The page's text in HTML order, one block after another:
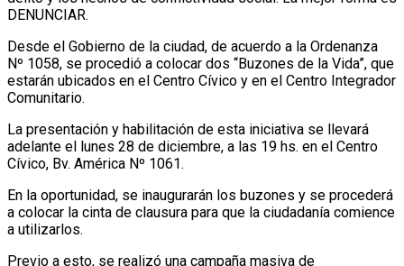
DENUNCIAR.
Desde el Gobierno de la ciudad, de acuerdo a la Ordenanza
Nº 1058, se procedió a colocar dos “Buzones de la Vida”, que
estarán ubicados en el Centro Cívico y en el Centro Integrador
Comunitario.
La presentación y habilitación de esta iniciativa se llevará
adelante el lunes 28 de diciembre, a las 19 hs. en el Centro
Cívico, Bv. América Nº 1061.
En la oportunidad, se inaugurarán los buzones y se procederá
a colocar la cinta de clausura para que la ciudadanía comience
a utilizarlos.
Previo a esto, se realizó una campaña masiva de